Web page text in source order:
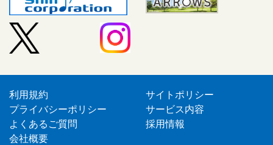
利用規約
サイトポリシー
プライバシーポリシー
サービス内容
よくあるご質問
採用情報
会社概要